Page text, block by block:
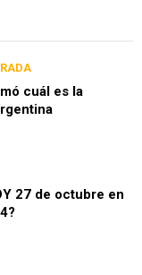
cuál es la
27 de octubre en